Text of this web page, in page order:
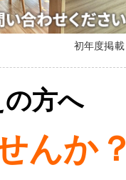
初年度掲
方へ
んか